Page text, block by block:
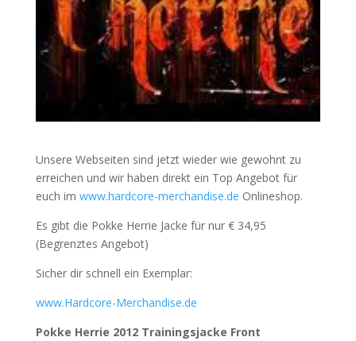
Unsere Webseiten sind jetzt wieder wie gewohnt zu
erreichen und wir haben direkt ein Top Angebot für
euch im www.hardcore-merchandise.de Onlineshop.
Es gibt die Pokke Herrie Jacke für nur € 34,95
(Begrenztes Angebot)
Sicher dir schnell ein Exemplar:
www.Hardcore-Merchandise.de
Pokke Herrie 2012 Trainingsjacke Front